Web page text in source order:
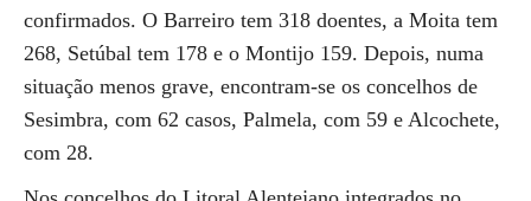
confirmados. O Barreiro tem 318 doentes, a Moita tem
268, Setúbal tem 178 e o Montijo 159. Depois, numa
situação menos grave, encontram-se os concelhos de
Sesimbra, com 62 casos, Palmela, com 59 e Alcochete,
com 28.